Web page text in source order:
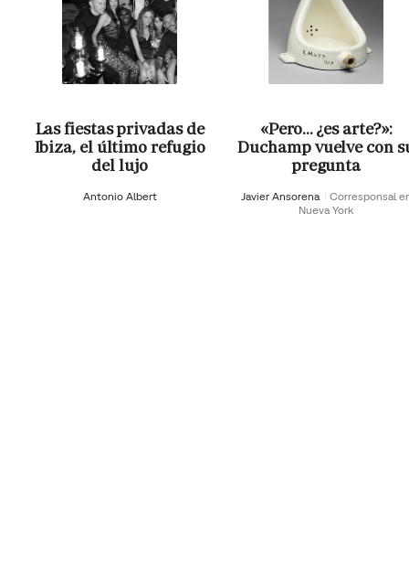
Las fiestas privadas de
Ibiza, el último refugio
del lujo
Antonio Albert
«Pero… ¿es arte?»:
Duchamp vuelve con
pregunta
Javier Ansorena
Corresponsal
Nueva York